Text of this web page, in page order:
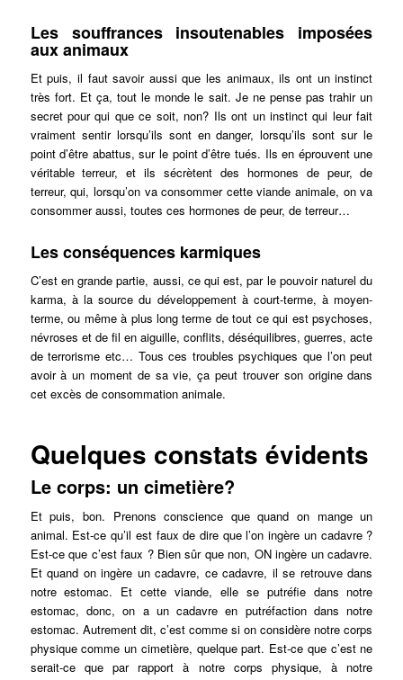
Les souffrances insoutenables imposées
aux animaux
Et puis, il faut savoir aussi que les animaux, ils ont un instinct
très fort. Et ça, tout le monde le sait. Je ne pense pas trahir un
secret pour qui que ce soit, non? Ils ont un instinct qui leur fait
vraiment sentir lorsqu’ils sont en danger, lorsqu’ils sont sur le
point d’être abattus, sur le point d’être tués. Ils en éprouvent une
véritable terreur, et ils sécrètent des hormones de peur, de
terreur, qui, lorsqu’on va consommer cette viande animale, on va
consommer aussi, toutes ces hormones de peur, de terreur…
Les conséquences karmiques
C’est en grande partie, aussi, ce qui est, par le pouvoir naturel du
karma, à la source du développement à court-terme, à moyen-
terme, ou même à plus long terme de tout ce qui est psychoses,
névroses et de fil en aiguille, conflits, déséquilibres, guerres, acte
de terrorisme etc… Tous ces troubles psychiques que l’on peut
avoir à un moment de sa vie, ça peut trouver son origine dans
cet excès de consommation animale.
Quelques constats évidents
Le corps: un cimetière?
Et puis, bon. Prenons conscience que quand on mange un
animal. Est-ce qu’il est faux de dire que l’on ingère un cadavre ?
Est-ce que c’est faux ? Bien sûr que non, ON ingère un cadavre.
Et quand on ingère un cadavre, ce cadavre, il se retrouve dans
notre estomac. Et cette viande, elle se putréfie dans notre
estomac, donc, on a un cadavre en putréfaction dans notre
estomac. Autrement dit, c’est comme si on considère notre corps
physique comme un cimetière, quelque part. Est-ce que c’est ne
serait-ce que par rapport à notre corps physique, à notre